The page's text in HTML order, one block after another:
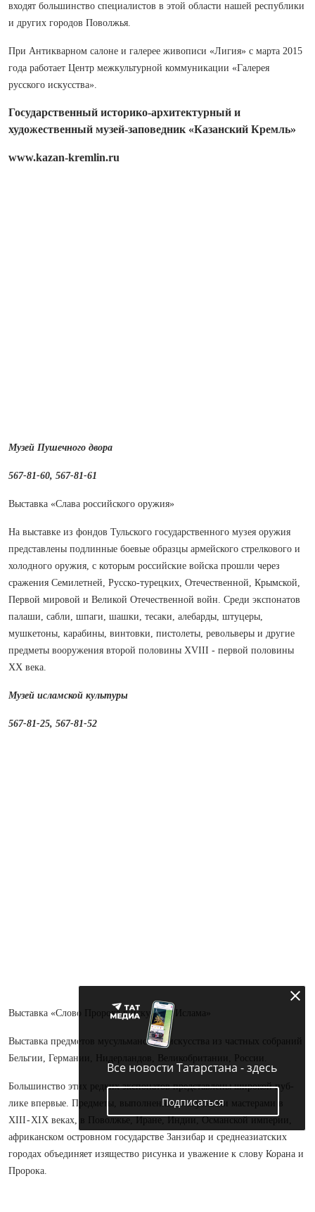
входят большинство спе­циа­листов в этой области нашей респуб­лики
и других городов Поволжья.
При Антикварном салоне и галерее живописи «Лигия» с марта 2015
года работает Центр межкультурной коммуникации «Галерея
русского искусства».
Государственный историко-архитектурный и
художественный музей-заповедник «Казанский Кремль»
www.kazan-kremlin.ru
Музей Пушечного двора
567‑81‑60, 567‑81‑61
Выставка «Слава российского оружия»
На выставке из фондов Тульского государственного музея оружия
представлены подлинные боевые образцы армейского стрелкового и
холодного оружия, с которым российские войска прошли через
сражения Семилетней, Русско‑турецких, Оте­че­ственной, Крымской,
Первой мировой и Великой Оте­че­ственной войн. Среди экспонатов
палаши, сабли, шпаги, шашки, тесаки, алебарды, штуцеры,
мушкетоны, карабины, винтовки, пистолеты, револьверы и другие
предметы вооружения второй половины XVIII - первой половины
ХХ века.
Музей исламской культуры
567‑81‑25, 567‑81‑52
Выставка «Слово Пророка в искусстве Ислама»
Выставка предметов мусульманского искусства из частных собраний
Бельгии, Германии, Нидерландов, Великобритании, России.
Большинство этих редких экспонатов представлены широкой пуб­
лике впервые. Предметы, выполненные искусными мастерами в
XIII - XIX веках, в Поволжье, Иране, Индии, Османской империи,
африканском островном государстве Занзибар и среднеазиатских
городах объединяет изящество рисунка и уважение к слову Корана и
Пророка.
Все новости Татарстана - здесь
Подписаться